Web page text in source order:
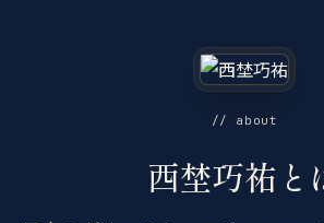
// about
西埜巧祐と